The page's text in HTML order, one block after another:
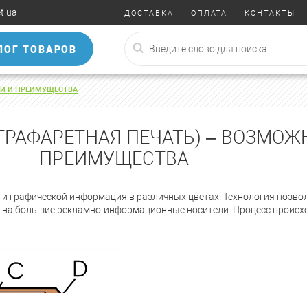
ДОСТАВКА ОПЛАТА КОНТАКТЫ
ТОВАРОВ
И ПРЕИМУЩЕСТВА
ПЕЧАТЬ) –
ПРЕИМУЩЕСТВА
и графической информация в различных цветах. Технология
большие рекламно-информационные носители. Процесс